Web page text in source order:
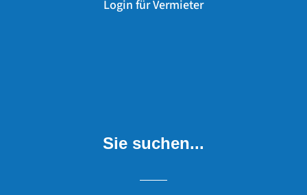
Login für Vermieter
Sie suchen...